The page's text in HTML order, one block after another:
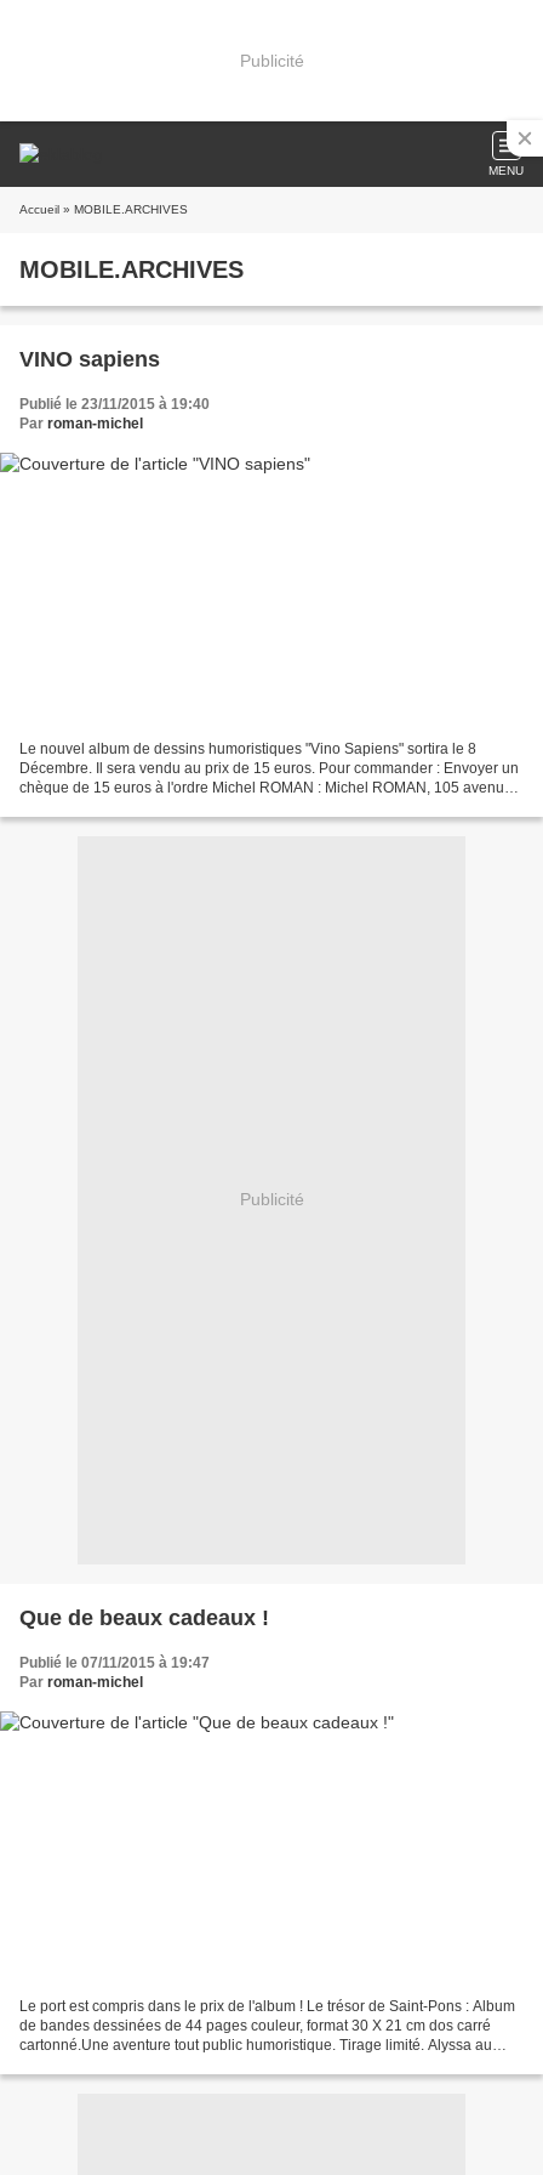
Publicité
MENU
Accueil » MOBILE.ARCHIVES
MOBILE.ARCHIVES
VINO sapiens
Publié le 23/11/2015 à 19:40
Par roman-michel
Le nouvel album de dessins humoristiques "Vino Sapiens" sortira le 8
Décembre. Il sera vendu au prix de 15 euros. Pour commander : Envoyer un
chèque de 15 euros à l'ordre Michel ROMAN : Michel ROMAN, 105 avenue
Publicité
Que de beaux cadeaux !
Publié le 07/11/2015 à 19:47
Par roman-michel
Le port est compris dans le prix de l'album ! Le trésor de Saint-Pons : Album
de bandes dessinées de 44 pages couleur, format 30 X 21 cm dos carré
cartonné.Une aventure tout public humoristique. Tirage limité. Alyssa au